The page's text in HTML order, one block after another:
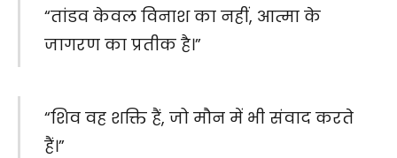
“तांडव केवल विनाश का नहीं, आत्मा के
जागरण का प्रतीक है।”
“शिव वह शक्ति हैं, जो मौन में भी संवाद करते
हैं।”